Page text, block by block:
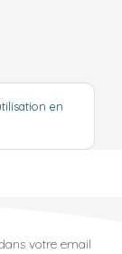
en
votre email